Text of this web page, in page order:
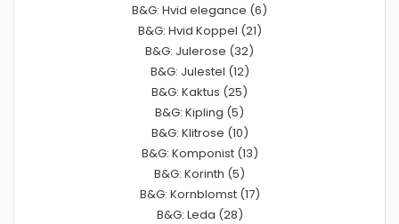
B&G: Hvid elegance (6)
B&G: Hvid Koppel (21)
B&G: Julerose (32)
B&G: Julestel (12)
B&G: Kaktus (25)
B&G: Kipling (5)
B&G: Klitrose (10)
B&G: Komponist (13)
B&G: Korinth (5)
B&G: Kornblomst (17)
B&G: Leda (28)